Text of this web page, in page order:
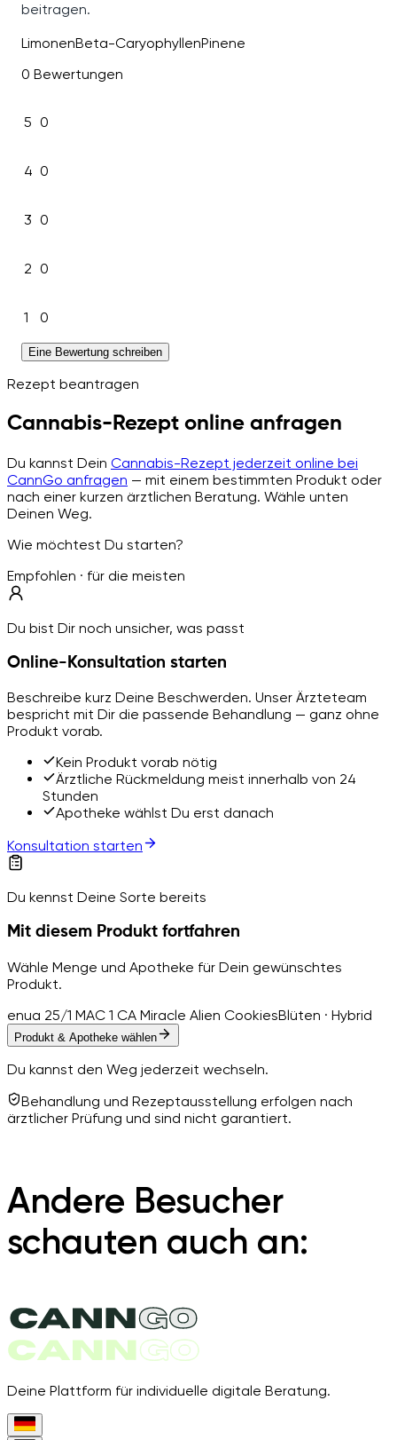
beitragen.
LimonenBeta-CaryophyllenPinene
0 Bewertungen
5 0
4 0
3 0
2 0
1 0
Eine Bewertung schreiben
Rezept beantragen
Cannabis-Rezept online anfragen
Du kannst Dein Cannabis-Rezept jederzeit online bei
CannGo anfragen — mit einem bestimmten Produkt oder
nach einer kurzen ärztlichen Beratung. Wähle unten
Deinen Weg.
Wie möchtest Du starten?
Empfohlen · für die meisten
Du bist Dir noch unsicher, was passt
Online-Konsultation starten
Beschreibe kurz Deine Beschwerden. Unser Ärzteteam
bespricht mit Dir die passende Behandlung — ganz ohne
Produkt vorab.
Kein Produkt vorab nötig
Ärztliche Rückmeldung meist innerhalb von 24
Stunden
Apotheke wählst Du erst danach
Konsultation starten
Du kennst Deine Sorte bereits
Mit diesem Produkt fortfahren
Wähle Menge und Apotheke für Dein gewünschtes
Produkt.
enua 25/1 MAC 1 CA Miracle Alien CookiesBlüten · Hybrid
Produkt & Apotheke wählen
Du kannst den Weg jederzeit wechseln.
Behandlung und Rezeptausstellung erfolgen nach
ärztlicher Prüfung und sind nicht garantiert.
Andere Besucher
schauten auch an:
Deine Plattform für individuelle digitale Beratung.